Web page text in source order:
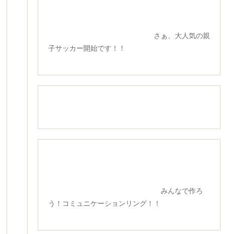
さぁ、大人気の親
子サッカー開始です！！
みんなで作ろ
う！コミュニケーションリング！！